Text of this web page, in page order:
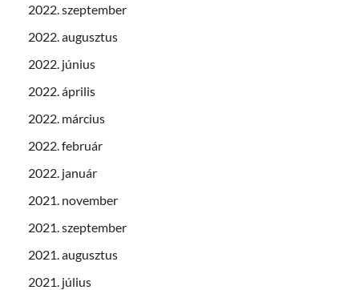
2022. szeptember
2022. augusztus
2022. június
2022. április
2022. március
2022. február
2022. január
2021. november
2021. szeptember
2021. augusztus
2021. július